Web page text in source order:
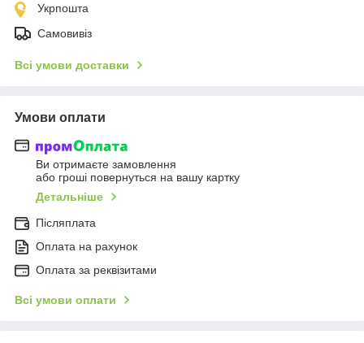
Укрпошта
Самовивіз
Всі умови доставки
Умови оплати
Ви отримаєте замовлення
або гроші повернуться на вашу картку
Детальніше
Післяплата
Оплата на рахунок
Оплата за реквізитами
Всі умови оплати